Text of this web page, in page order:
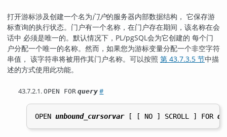
打开游标涉及创建一个名为门户的服务器内部数据结构， 它保存游
标查询的执行状态。门户有一个名称，在门户存在期间，该名称在会
话中 必须是唯一的。默认情况下， PL/pgSQL会为它创建的 每个门
户分配一个唯一的名称。然而，如果您为游标变量分配一个非空字符
串值， 该字符串将被用作其门户名称。可以按照 第 43.7.3.5 节中描
述的方式使用此功能。
43.7.2.1.OPEN FOR query #
OPEN unbound_cursorvar [ [ NO ] SCROLL ] FOR